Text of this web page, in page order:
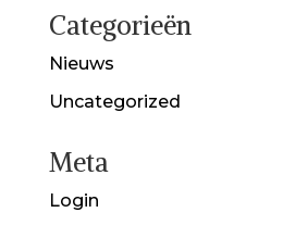
Categorieën
Nieuws
Uncategorized
Meta
Login